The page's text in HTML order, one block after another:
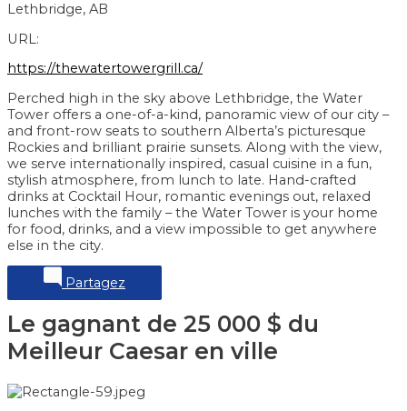
Lethbridge, AB
URL:
https://thewatertowergrill.ca/
Perched high in the sky above Lethbridge, the Water
Tower offers a one-of-a-kind, panoramic view of our city –
and front-row seats to southern Alberta’s picturesque
Rockies and brilliant prairie sunsets. Along with the view,
we serve internationally inspired, casual cuisine in a fun,
stylish atmosphere, from lunch to late. Hand-crafted
drinks at Cocktail Hour, romantic evenings out, relaxed
lunches with the family – the Water Tower is your home
for food, drinks, and a view impossible to get anywhere
else in the city.
Partagez
Le gagnant de 25 000 $ du
Meilleur Caesar en ville